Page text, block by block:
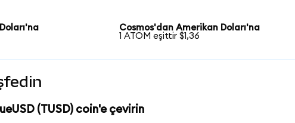
Cosmos'dan Amerikan Doları'na
1 ATOM eşittir $1,36
(TUSD) coin'e çevirin